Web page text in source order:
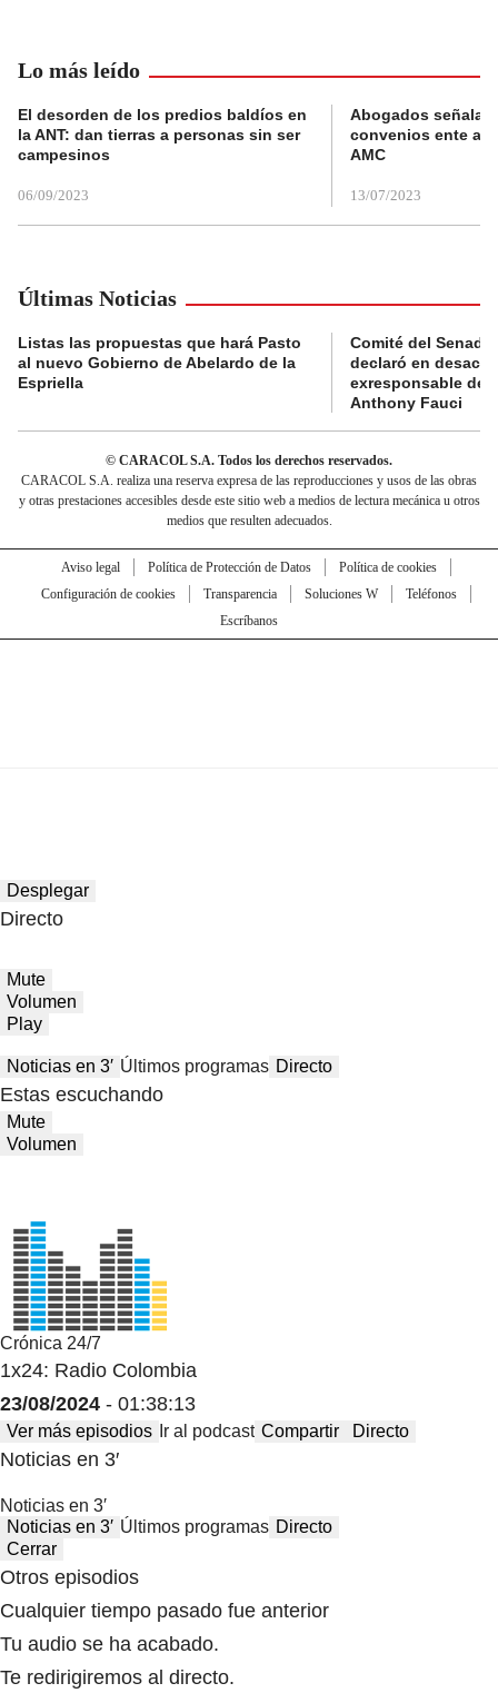
Lo más leído
El desorden de los predios baldíos en
la ANT: dan tierras a personas sin ser
campesinos
06/09/2023
Abogados
convenios ente
AMC
13/07/2023
Últimas Noticias
Listas las propuestas que hará Pasto
al nuevo Gobierno de Abelardo de la
Espriella
Comité del Senado
declaró en
exresponsable de
Anthony Fauci
© CARACOL S.A. Todos los derechos reservados.
CARACOL S.A. realiza una reserva expresa de las reproducciones y usos de las obras
y otras prestaciones accesibles desde este sitio web a medios de lectura mecánica u otros
medios que resulten adecuados.
Aviso legal Política de Protección de Datos
Política de cookies
Configuración de cookies
Transparencia Soluciones W
Teléfonos
Escríbanos
Desplegar
Directo
Mute
Volumen
Play
Noticias en 3′ Últimos programas Directo
Estas escuchando
Mute
Volumen
Crónica 24/7
1x24: Radio Colombia
23/08/2024 - 01:38:13
Ver más episodios Ir al podcast Compartir Directo
Noticias en 3′
Noticias en 3′
Noticias en 3′ Últimos programas Directo
Cerrar
Otros episodios
Cualquier tiempo pasado fue anterior
Tu audio se ha acabado.
Te redirigiremos al directo.